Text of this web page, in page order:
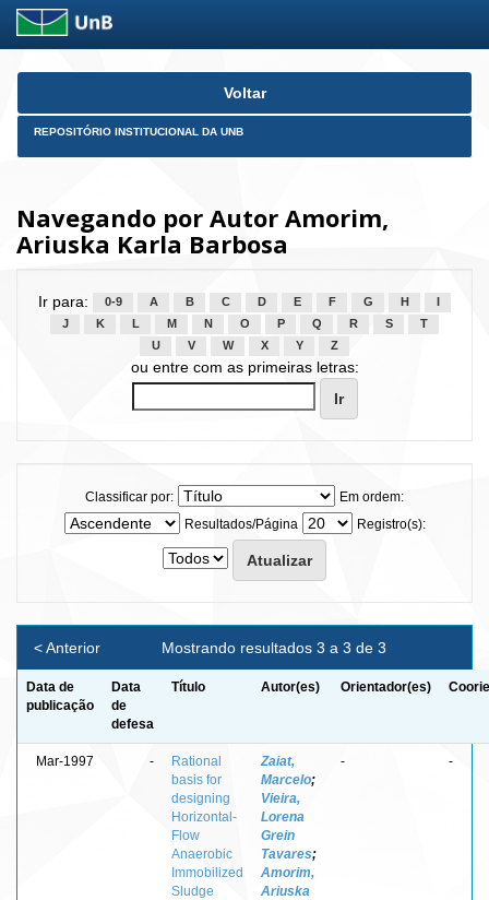
Skip
Voltar
REPOSITÓRIO INSTITUCIONAL DA UNB
Navegando por Autor Amorim,
Ariuska Karla Barbosa
Ir para: 0-9 A B C D E F G H
J
K L M N O P Q R S
T
U
V W X Y Z
ou entre com as primeiras letras:
Classificar por:
Em ordem:
Resultados/Página
Registro(s):
Mostrando resultados 3 a 3 de 3
< Anterior
Data de
publicação
Data
de
defesa
Título Autor(es) Orientador(es)
Mar-1997 -
Rational
basis for
designing
Horizontal-
Flow
Anaerobic
Immobilized
Sludge
Zaiat,
Marcelo;
Vieira,
Lorena
Grein
Tavares;
Amorim,
Ariuska
- -